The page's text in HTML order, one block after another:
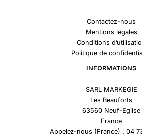
Contactez-nous
Mentions légales
Conditions
Politique de
INFORMATIONS
SARL MARKEGIE
Les Beauforts
63560 Neuf-Eglise
France
Appelez-nous (France) : 04